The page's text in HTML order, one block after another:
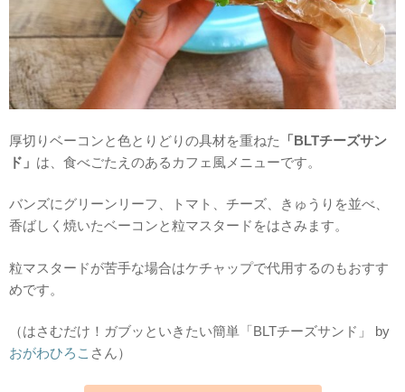
厚切りベーコンと色とりどりの具材を重ねた
「BLTチーズサン
ド」 は、食べごたえのあるカフェ風メニューです。
バンズにグリーンリーフ、トマト、チーズ、きゅうりを並べ、
香ばしく焼いたベーコンと粒マスタードをはさみます。
粒マスタードが苦手な場合はケチャップで代用するのもおすす
めです。
（はさむだけ！ガブッといきたい簡単「BLTチーズサンド」 by
おがわひろこ さん）